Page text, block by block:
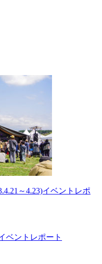
～4.23)イベントレポ
ベントレポート